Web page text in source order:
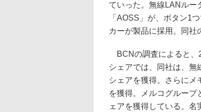
ていった。無線LANルー
「AOSS」が、ボタン1
カーが製品に採用。同社
BCNの調査によると、
シェアでは、同社は、
シェアを獲得。さらにメ
を獲得。メルコグルー
ェアを獲得している。名